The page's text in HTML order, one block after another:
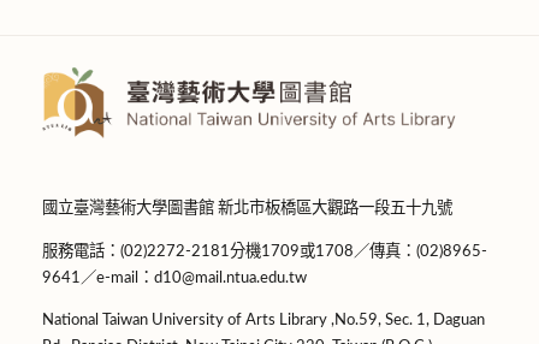
國立臺灣藝術大學圖書館 新北市板橋區大觀路一段五十九號
服務電話：(02)2272-2181分機1709或1708／傳真：(02)8965-
9641／e-mail：d10@mail.ntua.edu.tw
National Taiwan University of Arts Library ,No.59, Sec. 1, Daguan